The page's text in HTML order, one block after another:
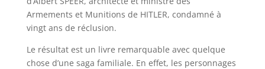
Armements et Munitions de HITLER, condamné à
vingt ans de réclusion.
Le résultat est un livre remarquable avec quelque
chose d’une saga familiale. En effet, les personnages